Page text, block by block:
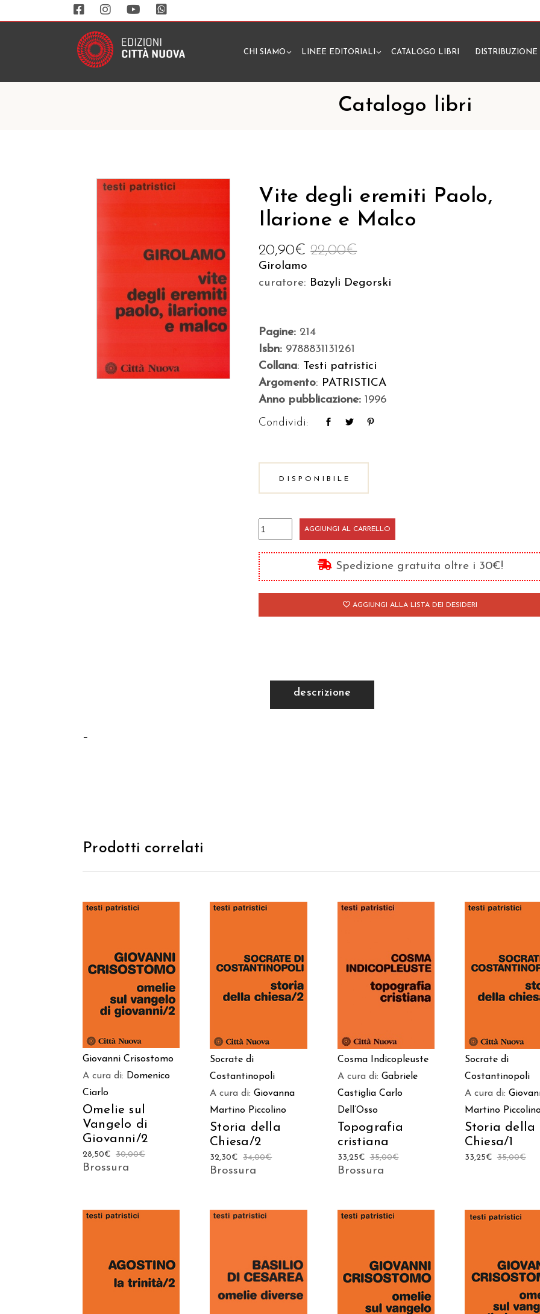
CHI SIAMO LINEE EDITORIALI CATALOGO LIBRI DISTRIBUZIONE
Catalogo libri
Vite degli eremiti Paolo,
Ilarione e Malco
22,00€
20,90€
Girolamo
curatore: Bazyli Degorski
Pagine: 214
Isbn: 9788831131261
Collana: Testi patristici
Argomento: PATRISTICA
Anno pubblicazione:1996
Condividi:
DISPONIBILE
Vite
degli
eremiti
Paolo,
Ilarione
AGGIUNGI AL CARRELLO
Spedizione gratuita oltre i 30€!
AGGIUNGI ALLA LISTA DEI DESIDERI
descrizione
–
Prodotti correlati
AGGIUNGI AL
CARRELLO
Giovanni Crisostomo
A cura di: Domenico
Ciarlo
Omelie sul
Vangelo di
Giovanni/2
30,00€
28,50€
Brossura
AGGIUNGI AL
CARRELLO
Socrate di
Costantinopoli
A cura di:Giovanna
Martino Piccolino
Storia della
Chiesa/2
34,00€
32,30€
Brossura
AGGIUNGI AL
CARRELLO
Cosma Indicopleuste
A cura di: Gabriele
Castiglia Carlo
Dell’Osso
Topografia
cristiana
35,00€
33,25€
Brossura
AGGIUNGI AL
CARRELLO
Socrate di
Costantinopoli
A cura di:
Martino
Storia della
Chiesa/1
35,00€
33,25€
AGGIUNGI AL
CARRELLO
AGGIUNGI AL
CARRELLO
AGGIUNGI AL
CARRELLO